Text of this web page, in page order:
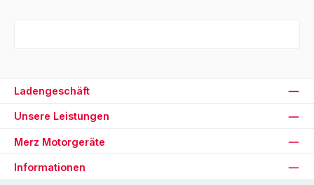
Ladengeschäft
Unsere Leistungen
Merz Motorgeräte
Informationen